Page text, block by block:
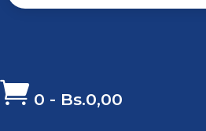
 0 - Bs.0,00